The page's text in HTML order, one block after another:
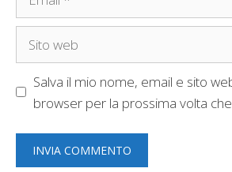
Salva il mio nome, email e sito
browser per la prossima volta